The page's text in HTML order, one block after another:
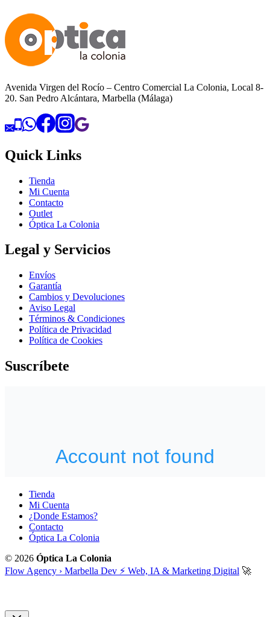
Avenida Virgen del Rocío – Centro Comercial La Colonia, Local 8-
20. San Pedro Alcántara, Marbella (Málaga)
Quick Links
Tienda
Mi Cuenta
Contacto
Outlet
Óptica La Colonia
Legal y Servicios
Envíos
Garantía
Cambios y Devoluciones
Aviso Legal
Términos & Condiciones
Política de Privacidad
Política de Cookies
Suscríbete
Tienda
Mi Cuenta
¿Donde Estamos?
Contacto
Óptica La Colonia
© 2026 Óptica La Colonia
Flow Agency › Marbella Dev ⚡️ Web, IA & Marketing Digital 🚀